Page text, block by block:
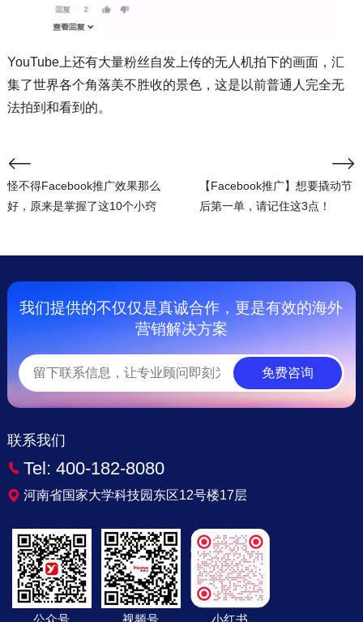
YouTube上还有大量粉丝自发上传的无人机拍下的画面，汇
集了世界各个角落美不胜收的景色，这是以前普通人完全无
法拍到和看到的。
怪不得Facebook推广效果那么
好，原来是掌握了这10个小窍
【Facebook推广】想要撬动节
后第一单，请记住这3点！
我们提供的不仅仅是真诚合作，更是有效的海外
营销解决方案
免费咨询
联系我们
Tel: 400-182-8080
河南省国家大学科技园东区12号楼17层